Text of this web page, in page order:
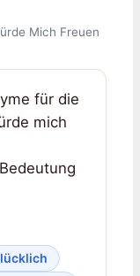
Mich Freuen
für die
mich